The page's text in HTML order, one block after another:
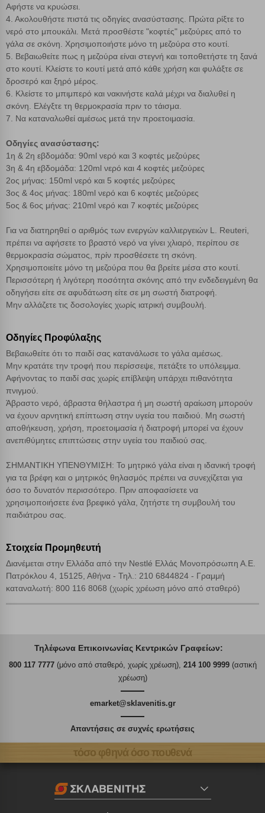
Αφήστε να κρυώσει.
4. Ακολουθήστε πιστά τις οδηγίες ανασύστασης. Πρώτα ρίξτε το
νερό στο μπουκάλι. Μετά προσθέστε "κοφτές" μεζούρες από το
γάλα σε σκόνη. Χρησιμοποιήστε μόνο τη μεζούρα στο κουτί.
5. Βεβαιωθείτε πως η μεζούρα είναι στεγνή και τοποθετήστε τη ξανά
στο κουτί. Κλείστε το κουτί μετά από κάθε χρήση και φυλάξτε σε
δροσερό και ξηρό μέρος.
6. Κλείστε το μπιμπερό και νακινήστε καλά μέχρι να διαλυθεί η
σκόνη. Ελέγξτε τη θερμοκρασία πριν το τάισμα.
7. Να καταναλωθεί αμέσως μετά την προετοιμασία.
Οδηγίες ανασύστασης:
1η & 2η εβδομάδα: 90ml νερό και 3 κοφτές μεζούρες
3η & 4η εβδομάδα: 120ml νερό και 4 κοφτές μεζούρες
2ος μήνας: 150ml νερό και 5 κοφτές μεζούρες
3ος & 4ος μήνας: 180ml νερό και 6 κοφτές μεζούρες
5ος & 6ος μήνας: 210ml νερό και 7 κοφτές μεζούρες
Για να διατηρηθεί ο αριθμός των ενεργών καλλιεργειών L. Reuteri,
πρέπει να αφήσετε το βραστό νερό να γίνει χλιαρό, περίπου σε
θερμοκρασία σώματος, πρίν προσθέσετε τη σκόνη.
Χρησιμοποιείτε μόνο τη μεζούρα που θα βρείτε μέσα στο κουτί.
Περισσότερη ή λιγότερη ποσότητα σκόνης από την ενδεδειγμένη θα
οδηγήσει είτε σε αφυδάτωση είτε σε μη σωστή διατροφή.
Μην αλλάζετε τις δοσολογίες χωρίς ιατρική συμβουλή.
Οδηγίες Προφύλαξης
Βεβαιωθείτε ότι το παιδί σας κατανάλωσε το γάλα αμέσως.
Μην κρατάτε την τροφή που περίσσεψε, πετάξτε το υπόλειμμα.
Αφήνοντας το παιδί σας χωρίς επίβλεψη υπάρχει πιθανότητα
πνιγμού.
Άβραστο νερό, άβραστα θήλαστρα ή μη σωστή αραίωση μπορούν
να έχουν αρνητική επίπτωση στην υγεία του παιδιού. Μη σωστή
αποθήκευση, χρήση, προετοιμασία ή διατροφή μπορεί να έχουν
ανεπιθύμητες επιπτώσεις στην υγεία του παιδιού σας.
ΣΗΜΑΝΤΙΚΗ ΥΠΕΝΘΥΜΙΣΗ: Το μητρικό γάλα είναι η ιδανική τροφή
για τα βρέφη και ο μητρικός θηλασμός πρέπει να συνεχίζεται για
όσο το δυνατόν περισσότερο. Πριν αποφασίσετε να
χρησιμοποιήσετε ένα βρεφικό γάλα, ζητήστε τη συμβουλή του
παιδιάτρου σας.
Στοιχεία Προμηθευτή
Διανέμεται στην Ελλάδα από την Nestlé Ελλάς Μονοπρόσωπη Α.Ε.
Πατρόκλου 4, 15125, Αθήνα - Τηλ.: 210 6844824 - Γραμμή
καταναλωτή: 800 116 8068 (χωρίς χρέωση μόνο από σταθερό)
Τηλέφωνα Επικοινωνίας Κεντρικών Γραφείων:
800 117 7777(μόνο από σταθερό, χωρίς χρέωση), 214 100 9999(αστική
χρέωση)
emarket@sklavenitis.gr
Απαντήσεις σε συχνές ερωτήσεις
τόσο φθηνά όσο πουθενά